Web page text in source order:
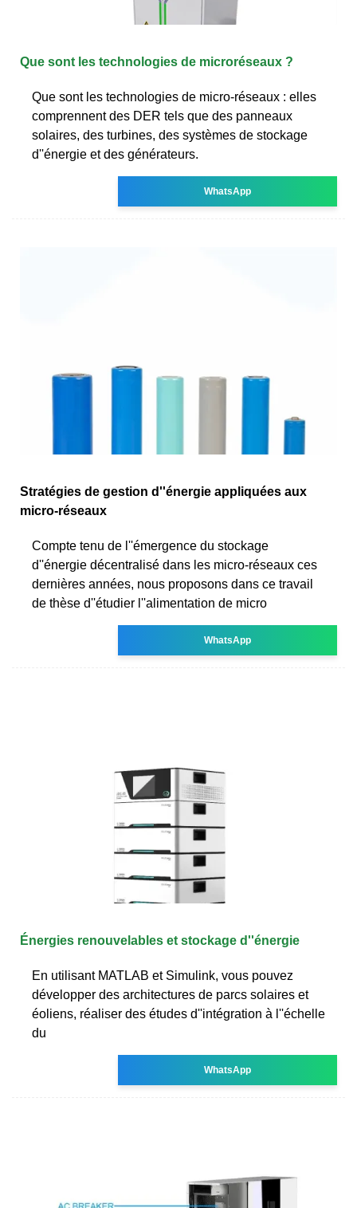
Que sont les technologies de microréseaux ?
Que sont les technologies de micro-réseaux : elles
comprennent des DER tels que des panneaux
solaires, des turbines, des systèmes de stockage
d''énergie et des générateurs.
WhatsApp
Stratégies de gestion d''énergie appliquées aux
micro-réseaux
Compte tenu de l''émergence du stockage
d''énergie décentralisé dans les micro-réseaux ces
dernières années, nous proposons dans ce travail
de thèse d''étudier l''alimentation de micro
WhatsApp
Énergies renouvelables et stockage d''énergie
En utilisant MATLAB et Simulink, vous pouvez
développer des architectures de parcs solaires et
éoliens, réaliser des études d''intégration à l''échelle
du
WhatsApp